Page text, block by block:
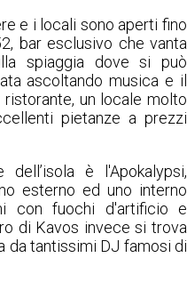
e i locali sono aperti fino
bar esclusivo che vanta
spiaggia dove si può
ascoltando musica e il
un locale molto
pietanze a prezzi
è l'Apokalypsi,
esterno ed uno interno
con fuochi d'artificio e
di Kavos invece si trova
da tantissimi DJ famosi di